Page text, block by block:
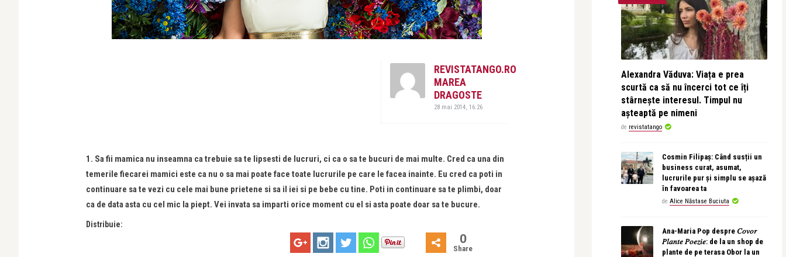
REVISTATANGO.RO
MAREA
DRAGOSTE
28 mai 2014, 16:26
1. Sa fii mamica nu inseamna ca trebuie sa te lipsesti de lucruri, ci ca o sa te bucuri de mai multe. Cred ca una din
temerile fiecarei mamici este ca nu o sa mai poate face toate lucrurile pe care le facea inainte. Eu cred ca poti in
continuare sa te vezi cu cele mai bune prietene si sa il iei si pe bebe cu tine. Poti in continuare sa te plimbi, doar
ca de data asta cu cel mic la piept. Vei invata sa imparti orice moment cu el si asta poate doar sa te bucure.
Distribuie:
0
Share
Alexandra Văduva: Viața e prea
scurtă ca să nu încerci tot ce îți
stârnește interesul. Timpul nu
așteaptă pe nimeni
de revistatango
Cosmin Filipaș: Când susții un
business curat, asumat,
lucrurile pur și simplu se așază
în favoarea ta
de Alice Năstase Buciuta
Ana-Maria Pop despre 𝐶𝑜𝑣𝑜𝑟
𝑃𝑙𝑎𝑛𝑡𝑒 𝑃𝑜𝑒𝑧𝑖𝑒: de la un shop de
plante de pe terasa Obor la un